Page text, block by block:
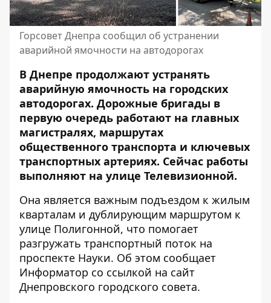
Горсовет Днепра сообщил об устранении
аварийной ямочности на автодорогах
В Днепре продолжают устранять
аварийную ямочность на городских
автодорогах. Дорожные бригады в
первую очередь работают на главных
магистралях, маршрутах
общественного транспорта и ключевых
транспортных артериях. Сейчас работы
выполняют на улице Телевизионной.
Она является важным подъездом к жилым
кварталам и дублирующим маршрутом к
улице Полигонной, что помогает
разгружать транспортный поток на
проспекте Науки. Об этом сообщает
Информатор со ссылкой на сайт
Днепровского городского совета.